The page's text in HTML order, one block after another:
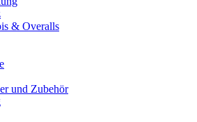
& Overalls
und Zubehör